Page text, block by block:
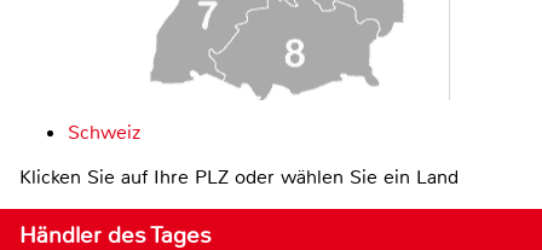
Schweiz
Klicken Sie auf Ihre PLZ oder wählen Sie ein Land
Händler des Tages